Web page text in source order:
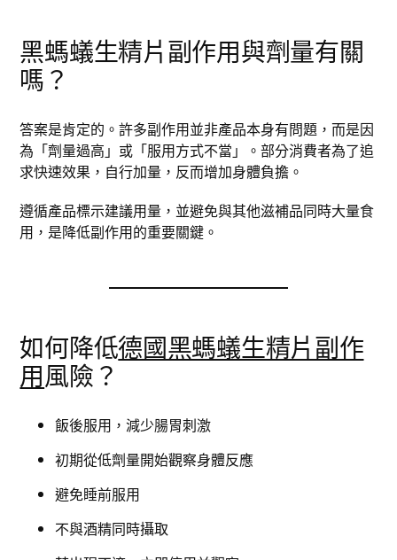
黑螞蟻生精片副作用與劑量有關
嗎？
答案是肯定的。許多副作用並非產品本身有問題，而是因
為「劑量過高」或「服用方式不當」。部分消費者為了追
求快速效果，自行加量，反而增加身體負擔。
遵循產品標示建議用量，並避免與其他滋補品同時大量食
用，是降低副作用的重要關鍵。
如何降低德國黑螞蟻生精片副作
用風險？
飯後服用，減少腸胃刺激
初期從低劑量開始觀察身體反應
避免睡前服用
不與酒精同時攝取